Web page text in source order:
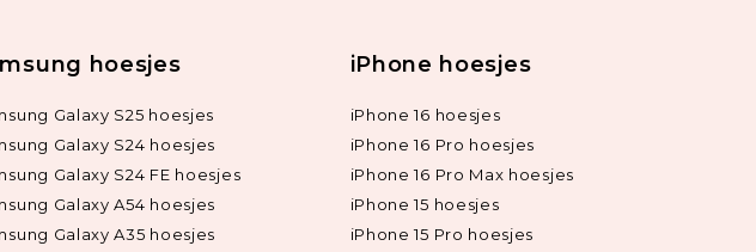
hoesjes
Galaxy S25 hoesjes
Galaxy S24 hoesjes
Galaxy S24 FE hoesjes
Galaxy A54 hoesjes
Galaxy A35 hoesjes
iPhone hoesjes
iPhone 16 hoesjes
iPhone 16 Pro hoesjes
iPhone 16 Pro Max hoesjes
iPhone 15 hoesjes
iPhone 15 Pro hoesjes